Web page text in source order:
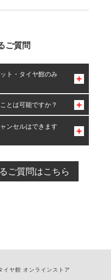
ご質問
ト・タイヤ館のみ
となります。
とは可能ですか？
能です。
わせに限り、同時にご予約が
ンセルはできます
過ぎている場合のご予約
、直接ご予約の店舗まで
ご質問はこちら
イヤ館 オンラインストア